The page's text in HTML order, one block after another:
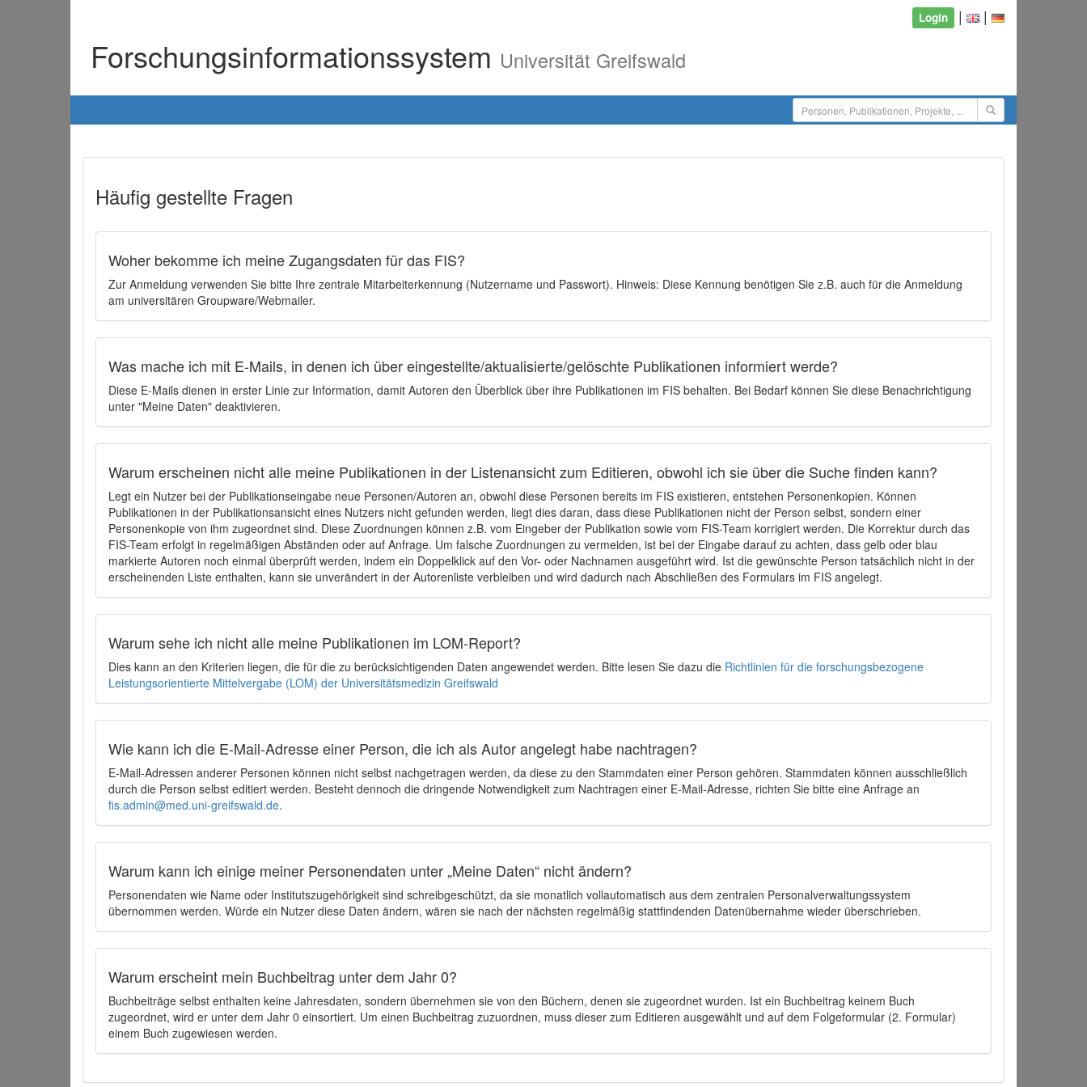
Login | |
Forschungsinformationssystem Universität Greifswald
Häufig gestellte Fragen
Woher bekomme ich meine Zugangsdaten für das FIS?
Zur Anmeldung verwenden Sie bitte Ihre zentrale Mitarbeiterkennung (Nutzername und Passwort). Hinweis: Diese Kennung benötigen Sie z.B. auch für die Anmeldung
am universitären Groupware/Webmailer.
Was mache ich mit E-Mails, in denen ich über eingestellte/aktualisierte/gelöschte Publikationen informiert werde?
Diese E-Mails dienen in erster Linie zur Information, damit Autoren den Überblick über ihre Publikationen im FIS behalten. Bei Bedarf können Sie diese Benachrichtigung
unter "Meine Daten" deaktivieren.
Warum erscheinen nicht alle meine Publikationen in der Listenansicht zum Editieren, obwohl ich sie über die Suche finden kann?
Legt ein Nutzer bei der Publikationseingabe neue Personen/Autoren an, obwohl diese Personen bereits im FIS existieren, entstehen Personenkopien. Können
Publikationen in der Publikationsansicht eines Nutzers nicht gefunden werden, liegt dies daran, dass diese Publikationen nicht der Person selbst, sondern einer
Personenkopie von ihm zugeordnet sind. Diese Zuordnungen können z.B. vom Eingeber der Publikation sowie vom FIS-Team korrigiert werden. Die Korrektur durch das
FIS-Team erfolgt in regelmäßigen Abständen oder auf Anfrage. Um falsche Zuordnungen zu vermeiden, ist bei der Eingabe darauf zu achten, dass gelb oder blau
markierte Autoren noch einmal überprüft werden, indem ein Doppelklick auf den Vor- oder Nachnamen ausgeführt wird. Ist die gewünschte Person tatsächlich nicht in der
erscheinenden Liste enthalten, kann sie unverändert in der Autorenliste verbleiben und wird dadurch nach Abschließen des Formulars im FIS angelegt.
Warum sehe ich nicht alle meine Publikationen im LOM-Report?
Dies kann an den Kriterien liegen, die für die zu berücksichtigenden Daten angewendet werden. Bitte lesen Sie dazu die Richtlinien für die forschungsbezogene
Leistungsorientierte Mittelvergabe (LOM) der Universitätsmedizin Greifswald
Wie kann ich die E-Mail-Adresse einer Person, die ich als Autor angelegt habe nachtragen?
E-Mail-Adressen anderer Personen können nicht selbst nachgetragen werden, da diese zu den Stammdaten einer Person gehören. Stammdaten können ausschließlich
durch die Person selbst editiert werden. Besteht dennoch die dringende Notwendigkeit zum Nachtragen einer E-Mail-Adresse, richten Sie bitte eine Anfrage an
fis.admin@med.uni-greifswald.de.
Warum kann ich einige meiner Personendaten unter „Meine Daten“ nicht ändern?
Personendaten wie Name oder Institutszugehörigkeit sind schreibgeschützt, da sie monatlich vollautomatisch aus dem zentralen Personalverwaltungssystem
übernommen werden. Würde ein Nutzer diese Daten ändern, wären sie nach der nächsten regelmäßig stattfindenden Datenübernahme wieder überschrieben.
Warum erscheint mein Buchbeitrag unter dem Jahr 0?
Buchbeiträge selbst enthalten keine Jahresdaten, sondern übernehmen sie von den Büchern, denen sie zugeordnet wurden. Ist ein Buchbeitrag keinem Buch
zugeordnet, wird er unter dem Jahr 0 einsortiert. Um einen Buchbeitrag zuzuordnen, muss dieser zum Editieren ausgewählt und auf dem Folgeformular (2. Formular)
einem Buch zugewiesen werden.